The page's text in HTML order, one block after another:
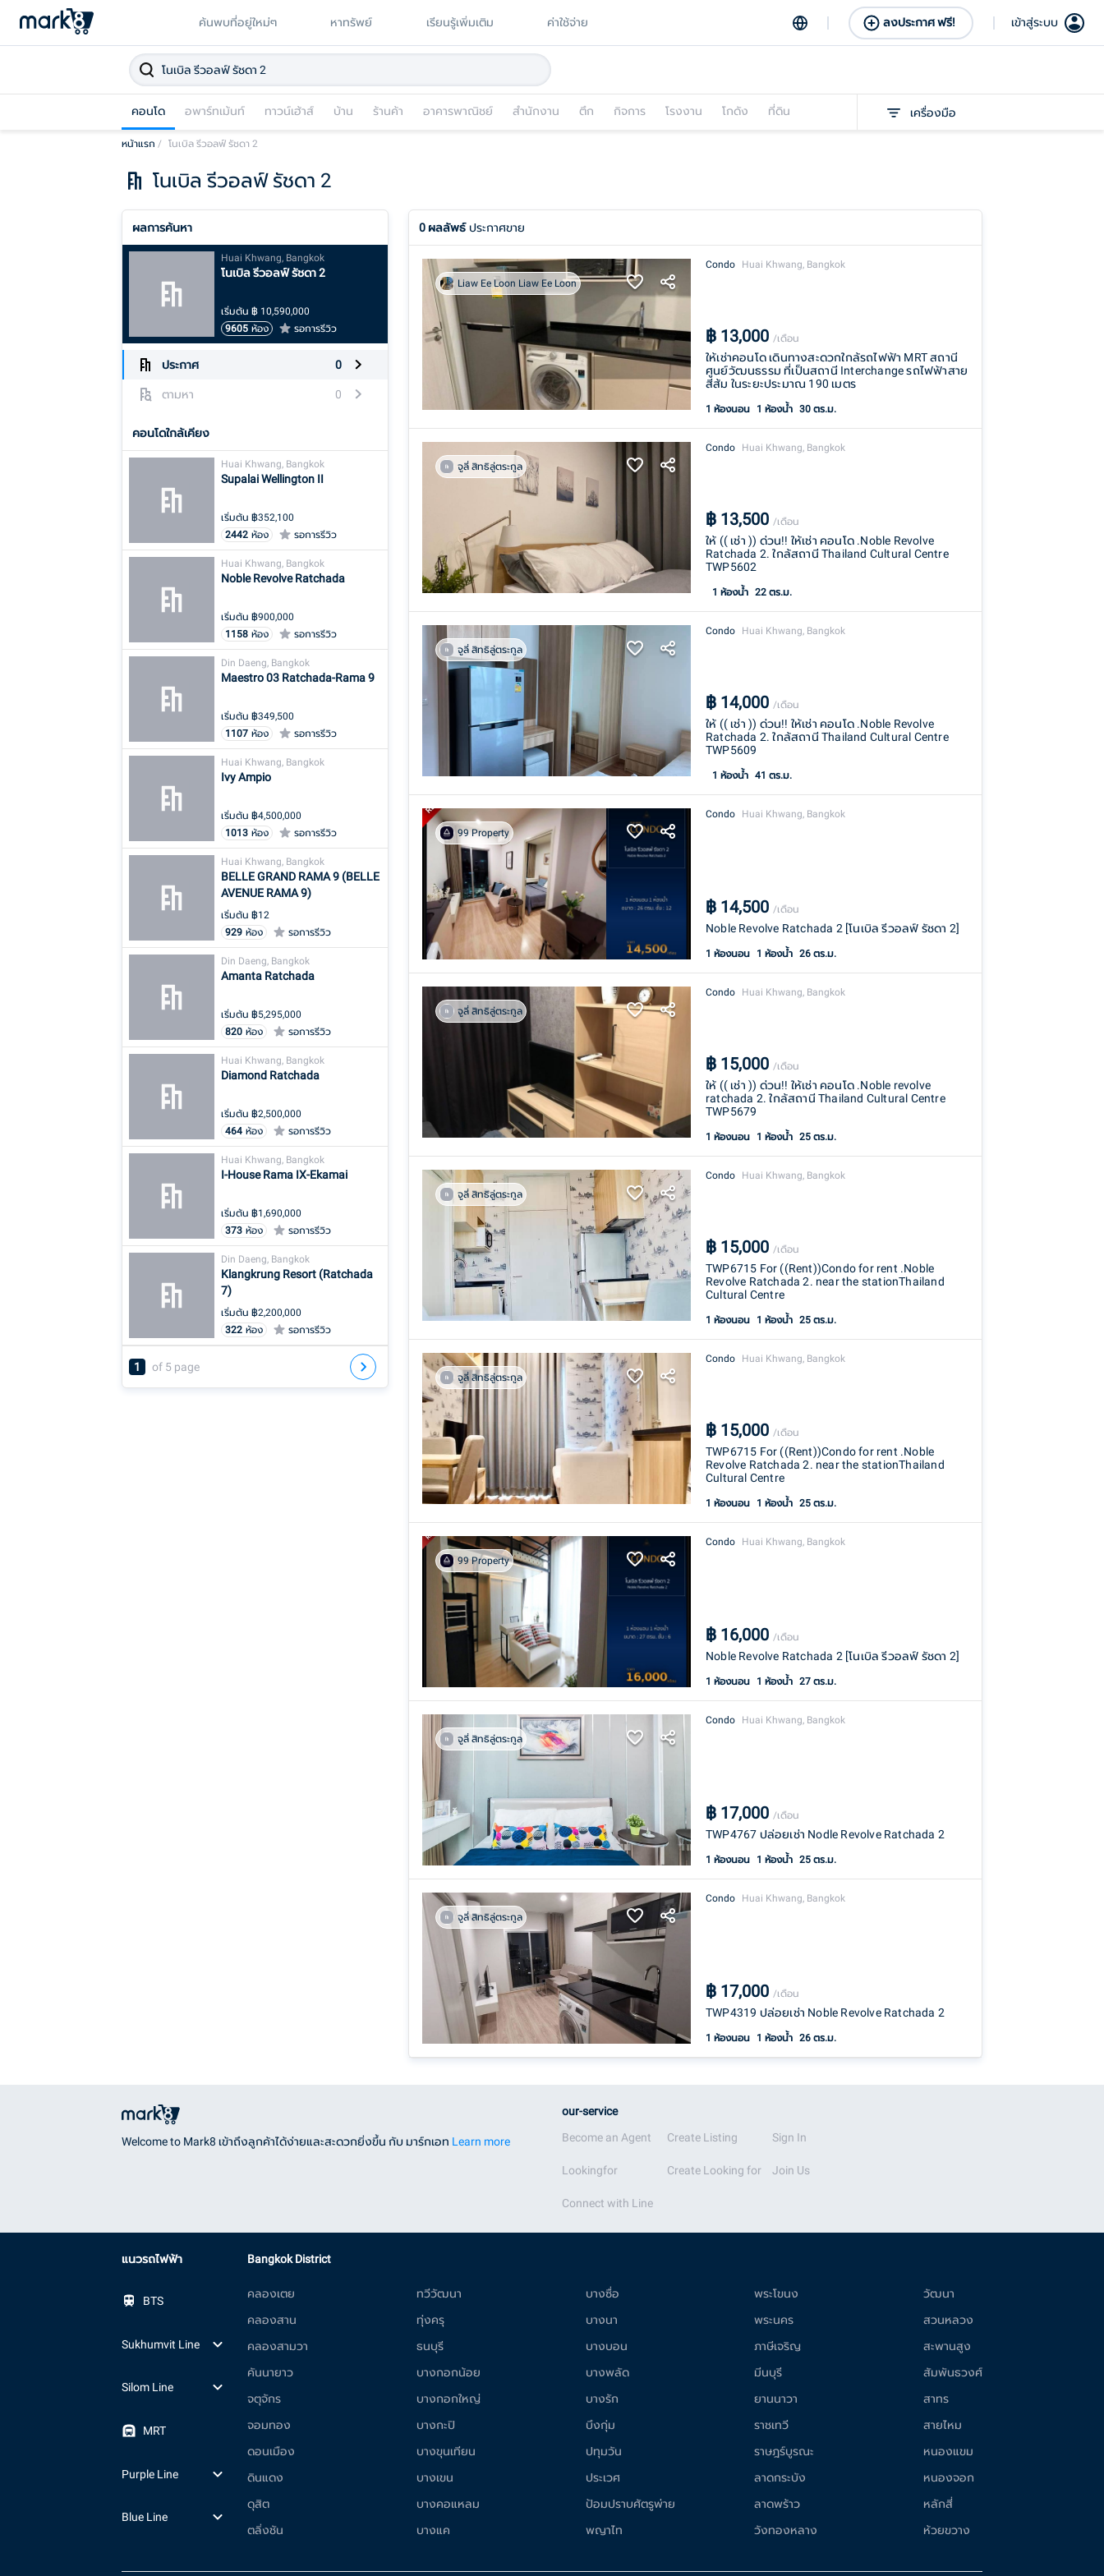
ค้นพบที่อยู่ใหม่ๆ หาทรัพย์ เรียนรู้เพิ่มเติม ค่าใช้จ่าย ลงประกาศ ฟรี! เข้าสู่ระบบ
คอนโด อพาร์ทเม้นท์ ทาวน์เฮ้าส์ บ้าน ร้านค้า อาคารพาณิชย์ สำนักงาน ตึก กิจการ โรงงาน โกดัง ที่ดิน เครื่องมือ
หน้าแรก / โนเบิล รีวอลฟ์ รัชดา 2
โนเบิล รีวอลฟ์ รัชดา 2
ผลการค้นหา
Huai Khwang, Bangkok
โนเบิล รีวอลฟ์ รัชดา 2
เริ่มต้น ฿ 10,590,000
9605 ห้อง รอการรีวิว
ประกาศ 0
ตามหา 0
คอนโดใกล้เคียง
Huai Khwang, Bangkok
Supalai Wellington II
เริ่มต้น ฿352,100
2442 ห้อง รอการรีวิว
Huai Khwang, Bangkok
Noble Revolve Ratchada
เริ่มต้น ฿900,000
1158 ห้อง รอการรีวิว
Din Daeng, Bangkok
Maestro 03 Ratchada-Rama 9
เริ่มต้น ฿349,500
1107 ห้อง รอการรีวิว
Huai Khwang, Bangkok
Ivy Ampio
เริ่มต้น ฿4,500,000
1013 ห้อง รอการรีวิว
Huai Khwang, Bangkok
BELLE GRAND RAMA 9 (BELLE
AVENUE RAMA 9)
เริ่มต้น ฿12
929 ห้อง รอการรีวิว
Din Daeng, Bangkok
Amanta Ratchada
เริ่มต้น ฿5,295,000
820 ห้อง รอการรีวิว
Huai Khwang, Bangkok
Diamond Ratchada
เริ่มต้น ฿2,500,000
464 ห้อง รอการรีวิว
Huai Khwang, Bangkok
I-House Rama IX-Ekamai
เริ่มต้น ฿1,690,000
373 ห้อง รอการรีวิว
Din Daeng, Bangkok
Klangkrung Resort (Ratchada
7)
เริ่มต้น ฿2,200,000
322 ห้อง รอการรีวิว
1 of 5 page
0ผลลัพธ์ ประกาศขาย
Liaw Ee Loon Liaw Ee Loon
Condo Huai Khwang, Bangkok
฿ 13,000 /เดือน
ให้เช่าคอนโด เดินทางสะดวกใกล้รถไฟฟ้า MRT สถานี
ศูนย์วัฒนธรรม ที่เป็นสถานี Interchange รถไฟฟ้าสาย
สีส้ม ในระยะประมาณ 190 เมตร
1 ห้องนอน 1 ห้องน้ำ 30 ตร.ม.
จูลี่ สิทธิลู่ตระกูล
Condo Huai Khwang, Bangkok
฿ 13,500 /เดือน
ให้ (( เช่า )) ด่วน!! ให้เช่า คอนโด .Noble Revolve
Ratchada 2. ใกล้สถานี Thailand Cultural Centre
TWP5602
1 ห้องน้ำ 22 ตร.ม.
จูลี่ สิทธิลู่ตระกูล
Condo Huai Khwang, Bangkok
฿ 14,000 /เดือน
ให้ (( เช่า )) ด่วน!! ให้เช่า คอนโด .Noble Revolve
Ratchada 2. ใกล้สถานี Thailand Cultural Centre
TWP5609
1 ห้องน้ำ 41 ตร.ม.
99 Property
Condo Huai Khwang, Bangkok
฿ 14,500 /เดือน
Noble Revolve Ratchada 2 [โนเบิล รีวอลฟ์ รัชดา 2]
1 ห้องนอน 1 ห้องน้ำ 26 ตร.ม.
จูลี่ สิทธิลู่ตระกูล
Condo Huai Khwang, Bangkok
฿ 15,000 /เดือน
ให้ (( เช่า )) ด่วน!! ให้เช่า คอนโด .Noble revolve
ratchada 2. ใกล้สถานี Thailand Cultural Centre
TWP5679
1 ห้องนอน 1 ห้องน้ำ 25 ตร.ม.
จูลี่ สิทธิลู่ตระกูล
Condo Huai Khwang, Bangkok
฿ 15,000 /เดือน
TWP6715 For ((Rent))Condo for rent .Noble
Revolve Ratchada 2. near the stationThailand
Cultural Centre
1 ห้องนอน 1 ห้องน้ำ 25 ตร.ม.
จูลี่ สิทธิลู่ตระกูล
Condo Huai Khwang, Bangkok
฿ 15,000 /เดือน
TWP6715 For ((Rent))Condo for rent .Noble
Revolve Ratchada 2. near the stationThailand
Cultural Centre
1 ห้องนอน 1 ห้องน้ำ 25 ตร.ม.
99 Property
Condo Huai Khwang, Bangkok
฿ 16,000 /เดือน
Noble Revolve Ratchada 2 [โนเบิล รีวอลฟ์ รัชดา 2]
1 ห้องนอน 1 ห้องน้ำ 27 ตร.ม.
จูลี่ สิทธิลู่ตระกูล
Condo Huai Khwang, Bangkok
฿ 17,000 /เดือน
TWP4767 ปล่อยเช่า Nodle Revolve Ratchada 2
1 ห้องนอน 1 ห้องน้ำ 25 ตร.ม.
จูลี่ สิทธิลู่ตระกูล
Condo Huai Khwang, Bangkok
฿ 17,000 /เดือน
TWP4319 ปล่อยเช่า Noble Revolve Ratchada 2
1 ห้องนอน 1 ห้องน้ำ 26 ตร.ม.
Welcome to Mark8 เข้าถึงลูกค้าได้ง่ายและสะดวกยิ่งขึ้น กับ มาร์กเอท Learn more
our-service
Become an Agent
Lookingfor
Connect with Line
Create Listing
Create Looking for
Sign In
Join Us
แนวรถไฟฟ้า
BTS
Sukhumvit Line
Silom Line
MRT
Purple Line
Blue Line
Bangkok District
คลองเตย
คลองสาน
คลองสามวา
คันนายาว
จตุจักร
จอมทอง
ดอนเมือง
ดินแดง
ดุสิต
ตลิ่งชัน
ทวีวัฒนา
ทุ่งครุ
ธนบุรี
บางกอกน้อย
บางกอกใหญ่
บางกะปิ
บางขุนเทียน
บางเขน
บางคอแหลม
บางแค
บางซื่อ
บางนา
บางบอน
บางพลัด
บางรัก
บึงกุ่ม
ปทุมวัน
ประเวศ
ป้อมปราบศัตรูพ่าย
พญาไท
พระโขนง
พระนคร
ภาษีเจริญ
มีนบุรี
ยานนาวา
ราชเทวี
ราษฎร์บูรณะ
ลาดกระบัง
ลาดพร้าว
วังทองหลาง
วัฒนา
สวนหลวง
สะพานสูง
สัมพันธวงศ์
สาทร
สายไหม
หนองแขม
หนองจอก
หลักสี่
ห้วยขวาง